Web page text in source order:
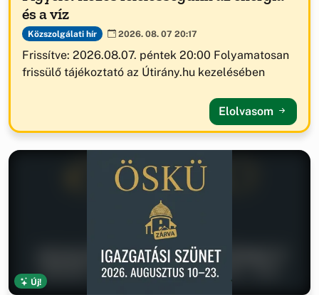
és a víz
Közszolgálati hír 2026. 08. 07 20:17
Frissítve: 2026.08.07. péntek 20:00 Folyamatosan
frissülő tájékoztató az Útirány.hu kezelésében
Elolvasom
Új!